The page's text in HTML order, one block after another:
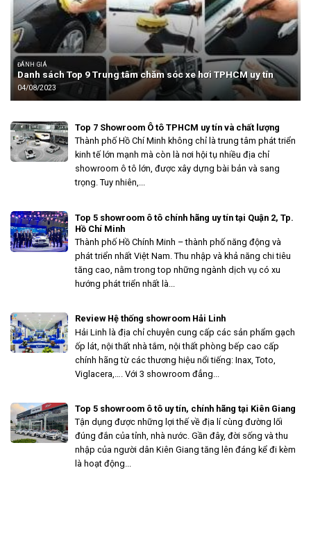
ĐÁNH GIÁ
Danh sách Top 9 Trung tâm chăm sóc xe hơi TPHCM uy tín
04/08/2023
Top 7 Showroom Ô tô TPHCM uy tín và chất lượng
Thành phố Hồ Chí Minh không chỉ là trung tâm phát triển
kinh tế lớn mạnh mà còn là nơi hội tụ nhiều địa chỉ
showroom ô tô lớn, được xây dựng bài bản và sang
trọng. Tuy nhiên,...
Top 5 showroom ô tô chính hãng uy tín tại Quận 2, Tp.
Hồ Chí Minh
Thành phố Hồ Chính Minh – thành phố năng động và
phát triển nhất Việt Nam. Thu nhập và khả năng chi tiêu
tăng cao, nằm trong top những ngành dịch vụ có xu
hướng phát triển nhất là...
Review Hệ thống showroom Hải Linh
Hải Linh là địa chỉ chuyên cung cấp các sản phẩm gạch
ốp lát, nội thất nhà tắm, nội thất phòng bếp cao cấp
chính hãng từ các thương hiệu nổi tiếng: Inax, Toto,
Viglacera,…. Với 3 showroom đẳng...
Top 5 showroom ô tô uy tín, chính hãng tại Kiên Giang
Tận dụng được những lợi thế về địa lí cùng đường lối
đúng đắn của tỉnh, nhà nước. Gần đây, đời sống và thu
nhập của người dân Kiên Giang tăng lên đáng kể đi kèm
là hoạt động...